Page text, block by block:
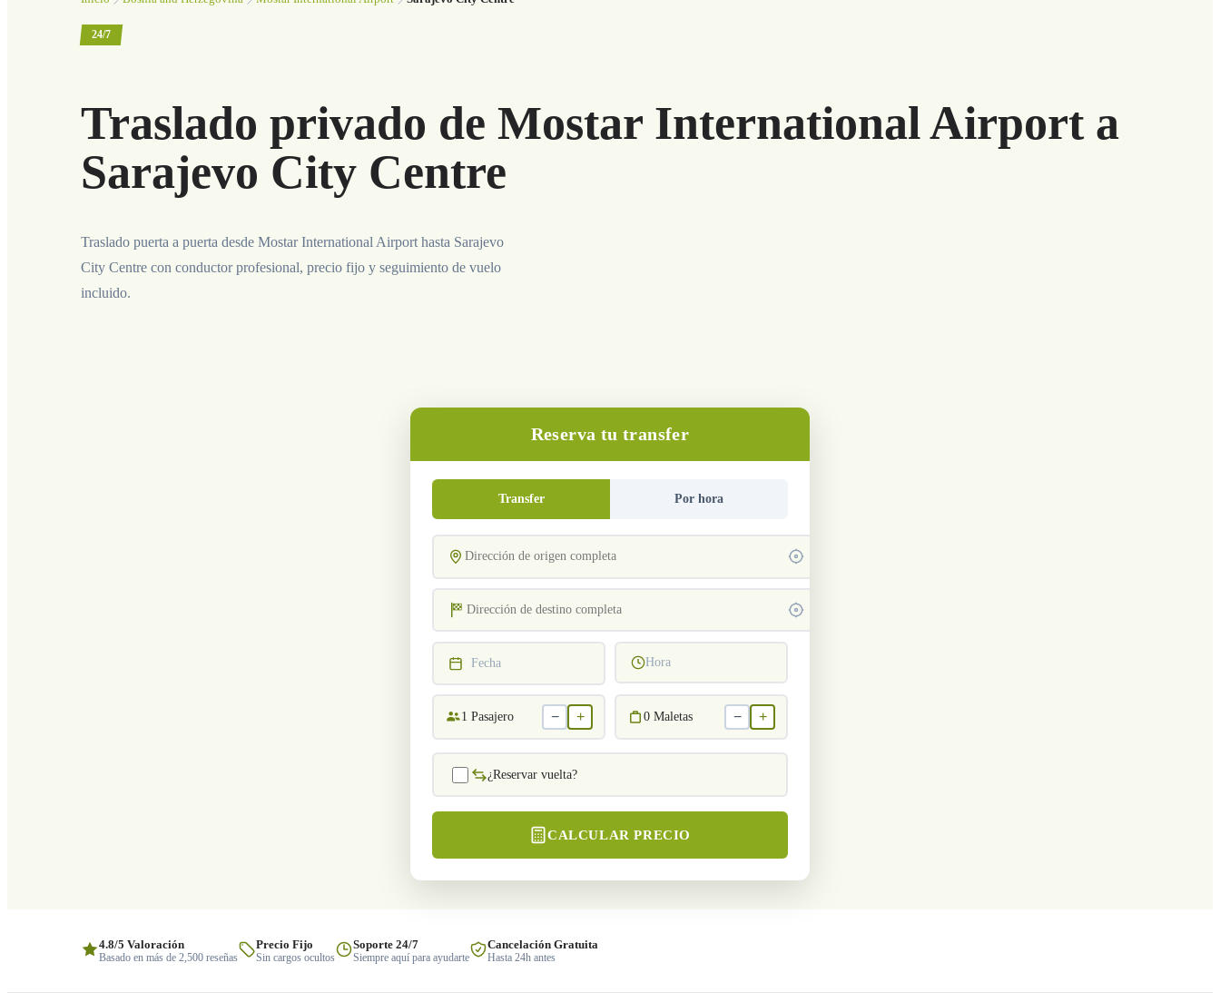
24/7
Traslado privado de Mostar International Airport a
Sarajevo City Centre
Traslado puerta a puerta desde Mostar International Airport hasta Sarajevo
City Centre con conductor profesional, precio fijo y seguimiento de vuelo
incluido.
Reserva tu transfer
Transfer Por hora
Fecha Hora
1 Pasajero − + 0 Maletas − +
¿Reservar vuelta?
CALCULAR PRECIO
4.8/5 Valoración
Basado en más de 2,500 reseñas
Precio Fijo
Sin cargos ocultos
Soporte 24/7
Siempre aquí para ayudarte
Cancelación Gratuita
Hasta 24h antes